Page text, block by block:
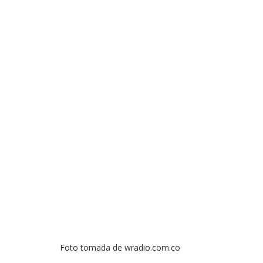
Foto tomada de wradio.com.co